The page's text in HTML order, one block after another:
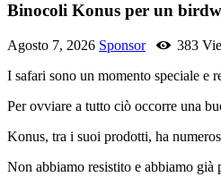
Binocoli Konus per un
Agosto 7, 2026 Sponsor 383
I safari sono un momento speciale e
Per ovviare a tutto ciò occorre una
Konus, tra i suoi prodotti, ha
Non abbiamo resistito e abbiamo già